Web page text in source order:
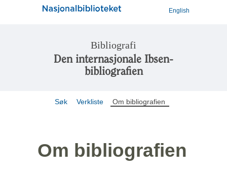
English
Bibliografi
Den internasjonale Ibsen-
bibliografien
Søk Verkliste Om bibliografien
Om bibliografien